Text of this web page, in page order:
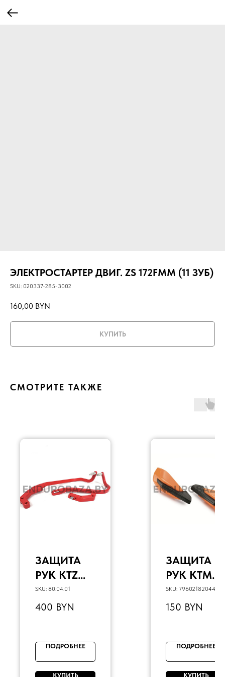
ЭЛЕКТРОСТАРТЕР ДВИГ. ZS 172FMM (11 ЗУБ)
SKU: 020337-285-3002
160,00 BYN
КУПИТЬ
СМОТРИТЕ ТАКЖЕ
ЗАЩИТА
РУК KTZ
(КРАСНЫЙ
)
SKU: 80.04.01
400 BYN
ПОДРОБНЕЕ
КУПИТЬ
ЗАЩИТА
РУК KTM
HANDGUA
RD
POWERPAR
TS
SKU: 7960218204404
150 BYN
ПОДРОБНЕЕ
КУПИТЬ